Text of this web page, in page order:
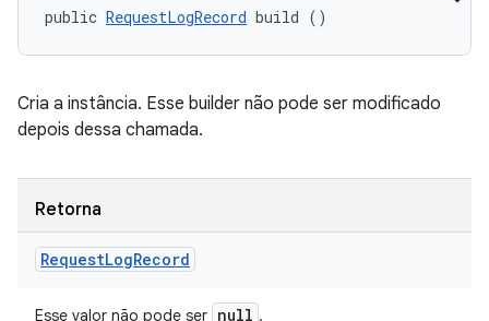
public RequestLogRecord build ()
Cria a instância. Esse builder não pode ser modificado
depois dessa chamada.
Retorna
RequestLogRecord
Esse valor não pode ser null .